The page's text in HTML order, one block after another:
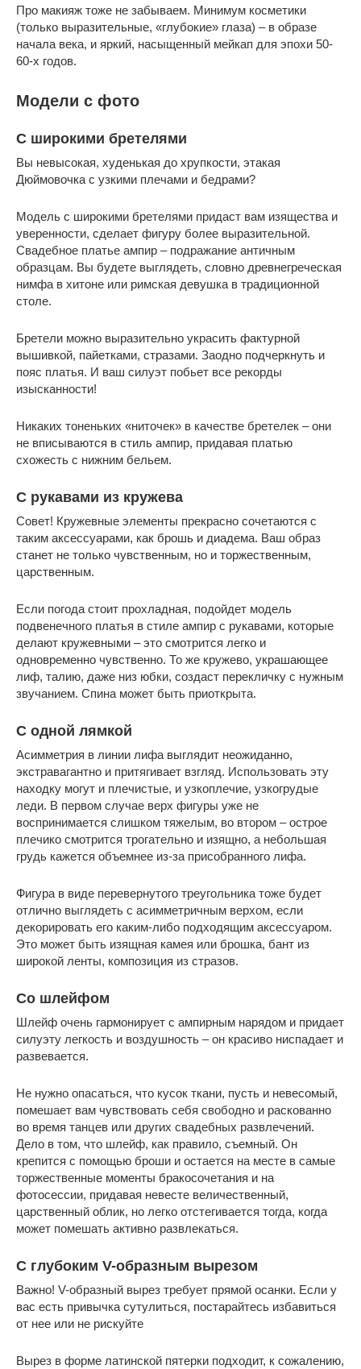
Про макияж тоже не забываем. Минимум косметики
(только выразительные, «глубокие» глаза) – в образе
начала века, и яркий, насыщенный мейкап для эпохи 50-
60-х годов.
Модели с фото
С широкими бретелями
Вы невысокая, худенькая до хрупкости, этакая
Дюймовочка с узкими плечами и бедрами?
Модель с широкими бретелями придаст вам изящества и
уверенности, сделает фигуру более выразительной.
Свадебное платье ампир – подражание античным
образцам. Вы будете выглядеть, словно древнегреческая
нимфа в хитоне или римская девушка в традиционной
столе.
Бретели можно выразительно украсить фактурной
вышивкой, пайетками, стразами. Заодно подчеркнуть и
пояс платья. И ваш силуэт побьет все рекорды
изысканности!
Никаких тоненьких «ниточек» в качестве бретелек – они
не вписываются в стиль ампир, придавая платью
схожесть с нижним бельем.
С рукавами из кружева
Совет! Кружевные элементы прекрасно сочетаются с
таким аксессуарами, как брошь и диадема. Ваш образ
станет не только чувственным, но и торжественным,
царственным.
Если погода стоит прохладная, подойдет модель
подвенечного платья в стиле ампир с рукавами, которые
делают кружевными – это смотрится легко и
одновременно чувственно. То же кружево, украшающее
лиф, талию, даже низ юбки, создаст перекличку с нужным
звучанием. Спина может быть приоткрыта.
С одной лямкой
Асимметрия в линии лифа выглядит неожиданно,
экстравагантно и притягивает взгляд. Использовать эту
находку могут и плечистые, и узкоплечие, узкогрудые
леди. В первом случае верх фигуры уже не
воспринимается слишком тяжелым, во втором – острое
плечико смотрится трогательно и изящно, а небольшая
грудь кажется объемнее из-за присобранного лифа.
Фигура в виде перевернутого треугольника тоже будет
отлично выглядеть с асимметричным верхом, если
декорировать его каким-либо подходящим аксессуаром.
Это может быть изящная камея или брошка, бант из
широкой ленты, композиция из стразов.
Со шлейфом
Шлейф очень гармонирует с ампирным нарядом и придает
силуэту легкость и воздушность – он красиво ниспадает и
развевается.
Не нужно опасаться, что кусок ткани, пусть и невесомый,
помешает вам чувствовать себя свободно и раскованно
во время танцев или других свадебных развлечений.
Дело в том, что шлейф, как правило, съемный. Он
крепится с помощью броши и остается на месте в самые
торжественные моменты бракосочетания и на
фотосессии, придавая невесте величественный,
царственный облик, но легко отстегивается тогда, когда
может помешать активно развлекаться.
С глубоким V-образным вырезом
Важно! V-образный вырез требует прямой осанки. Если у
вас есть привычка сутулиться, постарайтесь избавиться
от нее или не рискуйте
Вырез в форме латинской пятерки подходит, к сожалению,